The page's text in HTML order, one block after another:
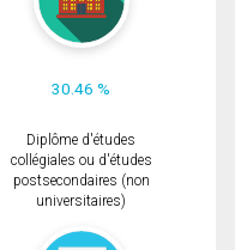
30.46 %
Diplôme d'études
collégiales ou d'études
postsecondaires (non
universitaires)